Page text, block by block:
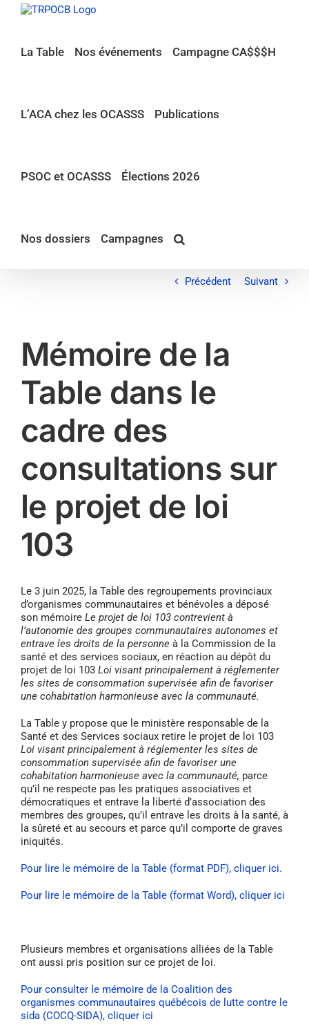
Passer
La Table Nos événements Campagne CA$$$H
L’ACA chez les OCASSS Publications
PSOC et OCASSS Élections 2026
Nos dossiers Campagnes
Précédent Suivant
Mémoire de la
Table dans le
cadre des
consultations sur
le projet de loi
103
Le 3 juin 2025, la Table des regroupements provinciaux
d’organismes communautaires et bénévoles a déposé
son mémoire Le projet de loi 103 contrevient à
l’autonomie des groupes communautaires autonomes et
entrave les droits de la personneà la Commission de la
santé et des services sociaux, en réaction au dépôt du
projet de loi 103 Loi visant principalement à réglementer
les sites de consommation supervisée afin de favoriser
une cohabitation harmonieuse avec la communauté.
La Table y propose que le ministère responsable de la
Santé et des Services sociaux retire le projet de loi 103
Loi visant principalement à réglementer les sites de
consommation supervisée afin de favoriser une
cohabitation harmonieuse avec la communauté, parce
qu’il ne respecte pas les pratiques associatives et
démocratiques et entrave la liberté d’association des
membres des groupes, qu’il entrave les droits à la santé, à
la sûreté et au secours et parce qu’il comporte de graves
iniquités.
Pour lire le mémoire de la Table (format PDF), cliquer ici.
Pour lire le mémoire de la Table (format Word), cliquer ici
Plusieurs membres et organisations alliées de la Table
ont aussi pris position sur ce projet de loi.
Pour consulter le mémoire de la Coalition des
organismes communautaires québécois de lutte contre le
sida (COCQ-SIDA), cliquer ici